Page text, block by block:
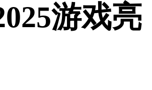
游戏亮